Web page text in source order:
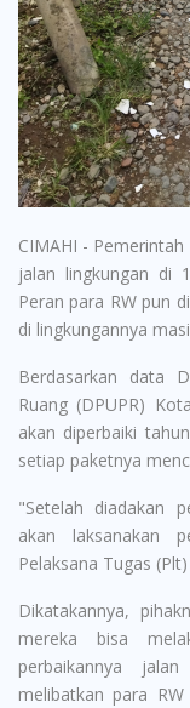
CIMAHI -
jalan lingkungan di
Peran para RW pun
di lingkungannya
Berdasarkan data
Ruang (DPUPR)
akan diperbaiki
setiap paketnya
"Setelah diadakan
akan laksanakan
Pelaksana Tugas
Dikatakannya,
mereka bisa
perbaikannya
melibatkan para